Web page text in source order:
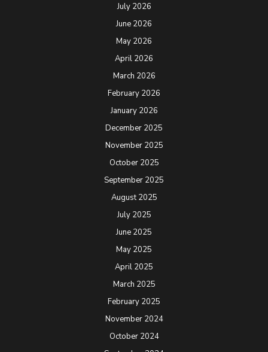
July 2026
June 2026
May 2026
April 2026
March 2026
February 2026
January 2026
December 2025
November 2025
October 2025
September 2025
August 2025
July 2025
June 2025
May 2025
April 2025
March 2025
February 2025
November 2024
October 2024